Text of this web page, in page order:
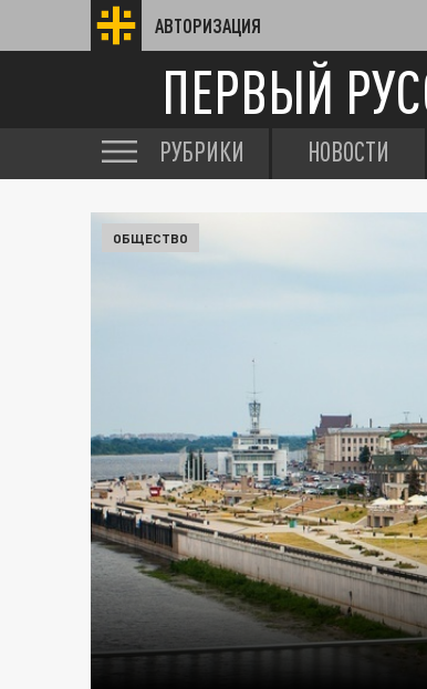
АВТОРИЗАЦИЯ
ПЕРВЫЙ
РУБРИКИ НОВОСТИ
ОБЩЕСТВО